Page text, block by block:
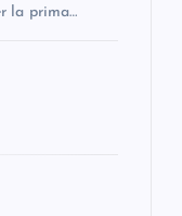
la prima…